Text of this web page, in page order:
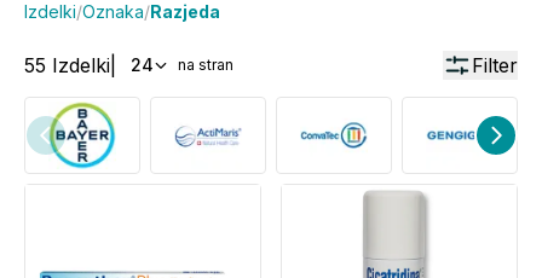
Izdelki/Oznaka/Razjeda
55 Izdelki 24 na stran Filter